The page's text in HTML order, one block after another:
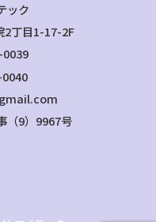
ック
2丁目1-17-2F
（9）9967号